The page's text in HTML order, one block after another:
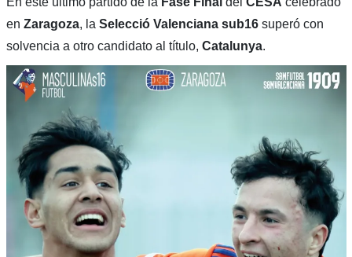
en Zaragoza, laSelecció Valenciana sub16superó con
solvencia a otro candidato al título, Catalunya.